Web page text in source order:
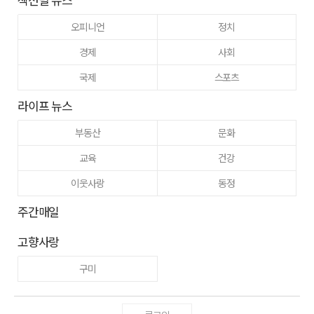
오피니언
정치
경제
사회
국제
스포츠
라이프 뉴스
부동산
문화
교육
건강
이웃사랑
동정
주간매일
고향사랑
구미